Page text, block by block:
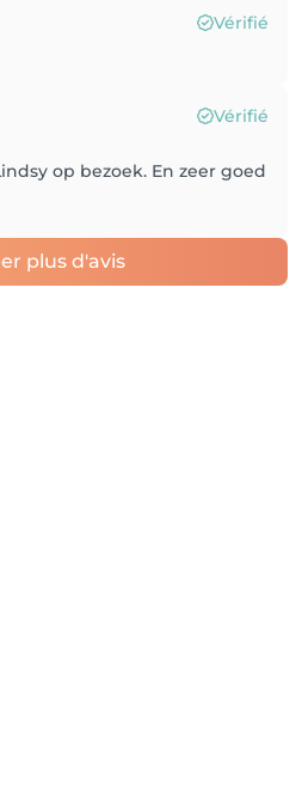
Vérifié
Vérifié
op bezoek. En zeer goed
plus d'avis